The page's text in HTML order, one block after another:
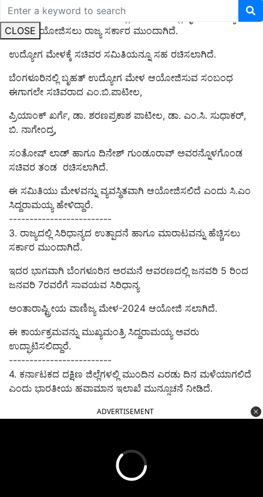
CLOSE
ಜನವರಿ ತಿಂಗಳ ಕೊನೆಯ ವಾರದಲ್ಲಿ ಬೆಂಗಳೂರಿನಲ್ಲಿ ಬೃಹತ್ ಉದ್ಯೋಗ
ಮೇಳ ಆಯೋಜಿಸಲು ರಾಜ್ಯ ಸರ್ಕಾರ ಮುಂದಾಗಿದೆ.
ಉದ್ಯೋಗ ಮೇಳಕ್ಕೆ ಸಚಿವರ ಸಮಿತಿಯನ್ನೂ ಸಹ ರಚಿಸಲಾಗಿದೆ.
ಬೆಂಗಳೂರಿನಲ್ಲಿ ಬೃಹತ್‌ ಉದ್ಯೋಗ ಮೇಳ ಆಯೋಜಿಸುವ ಸಂಬಂಧ
ಈಗಾಗಲೇ ಸಚಿವರಾದ ಎಂ.ಬಿ.ಪಾಟೀಲ,
ಪ್ರಿಯಾಂಕ್‌ ಖರ್ಗೆ, ಡಾ. ಶರಣಪ್ರಕಾಶ ಪಾಟೀಲ, ಡಾ. ಎಂ.ಸಿ. ಸುಧಾಕರ್‌,
ಬಿ. ನಾಗೇಂದ್ರ,
ಸಂತೋಷ್‌ ಲಾಡ್‌ ಹಾಗೂ ದಿನೇಶ್‌ ಗುಂಡೂರಾವ್‌ ಅವರನ್ನೊಳಗೊಂಡ
ಸಚಿವರ ತಂಡ ರಚಿಸಲಾಗಿದೆ.
ಈ ಸಮಿತಿಯು ಮೇಳವನ್ನು ವ್ಯವಸ್ಥಿತವಾಗಿ ಆಯೋಜಿಸಲಿದೆ ಎಂದು ಸಿ.ಎಂ
ಸಿದ್ದರಾಮಯ್ಯ ಹೇಳಿದ್ದಾರೆ.
-------------------------
3. ರಾಜ್ಯದಲ್ಲಿ ಸಿರಿಧಾನ್ಯದ ಉತ್ಪಾದನೆ ಹಾಗೂ ಮಾರಾಟವನ್ನು ಹೆಚ್ಚಿಸಲು
ಸರ್ಕಾರ ಮುಂದಾಗಿದೆ.
ಇದರ ಭಾಗವಾಗಿ ಬೆಂಗಳೂರಿನ ಅರಮನೆ ಆವರಣದಲ್ಲಿ ಜನವರಿ 5 ರಿಂದ
ಜನವರಿ 7ರವರೆಗೆ ಸಾವಯವ ಸಿರಿಧಾನ್ಯ
ಅಂತಾರಾಷ್ಟ್ರೀಯ ವಾಣಿಜ್ಯ ಮೇಳ-2024 ಆಯೋಜಿ ಸಲಾಗಿದೆ.
ಈ ಕಾರ್ಯಕ್ರಮವನ್ನುಮುಖ್ಯಮಂತ್ರಿ ಸಿದ್ದರಾಮಯ್ಯಅವರು
ಉದ್ಘಾಟಿಸಲಿದ್ದಾರೆ.
-------------------------
4. ಕರ್ನಾಟಕದ ದಕ್ಷಿಣ ಜಿಲ್ಲೆಗಳಲ್ಲಿ ಮುಂದಿನ ಎರಡು ದಿನ ಮಳೆಯಾಗಲಿದೆ
ಎಂದು ಭಾರತೀಯ ಹವಾಮಾನ ಇಲಾಖೆ ಮುನ್ಸೂಚನೆ ನೀಡಿದೆ.
ADVERTISEMENT